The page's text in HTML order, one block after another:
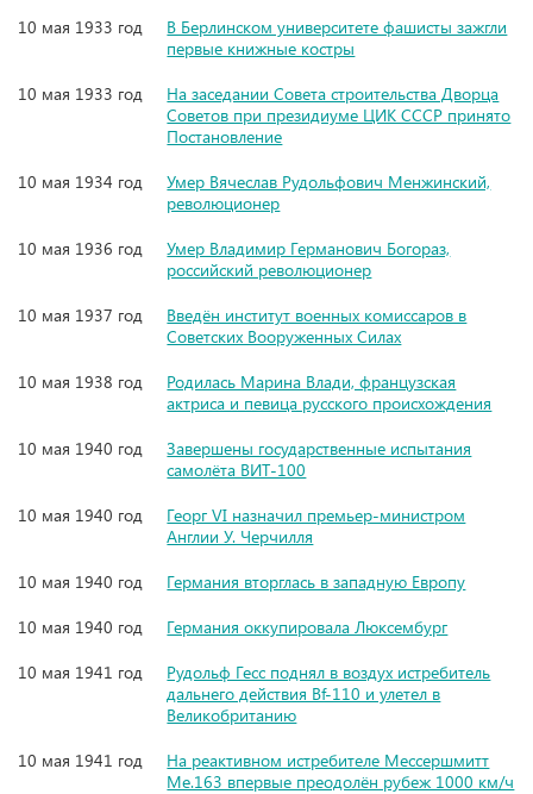
10 мая 1933 год
В Берлинском университете фашисты зажгли
первые книжные костры
10 мая 1933 год
На заседании Совета строительства Дворца
Советов при президиуме ЦИК СССР принято
Постановление
10 мая 1934 год
Умер Вячеслав Рудольфович Менжинский,
революционер
10 мая 1936 год
Умер Владимир Германович Богораз,
российский революционер
10 мая 1937 год
Введён институт военных комиссаров в
Советских Вооруженных Силах
10 мая 1938 год
Родилась Марина Влади, французская
актриса и певица русского происхождения
10 мая 1940 год
Завершены государственные испытания
самолёта ВИТ-100
10 мая 1940 год
Георг VI назначил премьер-министром
Англии У. Черчилля
10 мая 1940 год
Германия вторглась в западную Европу
10 мая 1940 год
Германия оккупировала Люксембург
10 мая 1941 год
Рудольф Гесс поднял в воздух истребитель
дальнего действия Bf-110 и улетел в
Великобританию
10 мая 1941 год
На реактивном истребителе Мессершмитт
Me.163 впервые преодолён рубеж 1000 км/ч